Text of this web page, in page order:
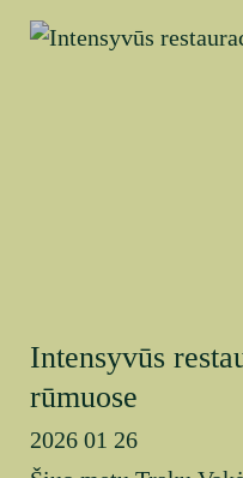
Intensyvūs
rūmuose
2026 01 26